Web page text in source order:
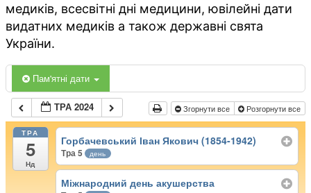
медиків, всесвітні дні медицини, ювілейні дати
видатних медиків а також державні свята
України.
Пам'ятні дати
ТРА 2024 Згорнути все Розгорнути все
ТРА
5
Нд
Горбачевський Іван Якович (1854-1942)
Тра 5 день
Міжнародний день акушерства